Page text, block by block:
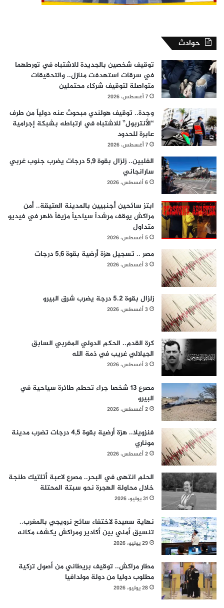
حوادث
توقيف شخصين بالجديدة للاشتباه في تورطهما
في سرقات استهدفت منازل.. والتحقيقات
متواصلة لتوقيف شركاء محتملين
7 أغسطس، 2026
وجدة.. توقيف هولندي مبحوث عنه دولياً من طرف
“الأنتربول” للاشتباه في ارتباطه بشبكة إجرامية
عابرة للحدود
7 أغسطس، 2026
الفلبين.. زلزال بقوة 5,9 درجات يضرب جنوب غربي
سارانجاني
6 أغسطس، 2026
ابتز سائحين أجنبيين بالمدينة العتيقة.. أمن
مراكش يوقف مرشداً سياحياً مزيفاً ظهر في فيديو
متداول
5 أغسطس، 2026
مصر .. تسجيل هزة أرضية بقوة 5,6 درجات
3 أغسطس، 2026
زلزال بقوة 5.2 درجة يضرب شرق البيرو
3 أغسطس، 2026
كرة القدم.. الحكم الدولي المغربي السابق
الجيلالي غريب في ذمة الله
3 أغسطس، 2026
مصرع 13 شخصا جراء تحطم طائرة سياحية في
البيرو
2 أغسطس، 2026
فنزويلا.. هزة أرضية بقوة 4,5 درجات تضرب مدينة
موناري
2 أغسطس، 2026
الحلم انتهى في البحر.. مصرع لاعبة أتلتيك طنجة
خلال محاولة الهجرة نحو سبتة المحتلة
31 يوليو، 2026
نهاية سعيدة لاختفاء سائح نرويجي بالمغرب..
تنسيق أمني بين أكادير ومراكش يكشف مكانه
29 يوليو، 2026
مطار مراكش.. توقيف بريطاني من أصول تركية
مطلوب دوليا من دولة مولدافيا
28 يوليو، 2026